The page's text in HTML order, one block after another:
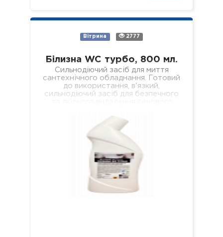
Вітрина 2777
Білизна WC турбо, 800 мл.
Сильнодіючий засіб для миття
сантехнічного обладнання. Готовий
до використання, в'язкий,
сильнодіючий засіб для безпечного
відкладень з внутрішніх поверхонь…